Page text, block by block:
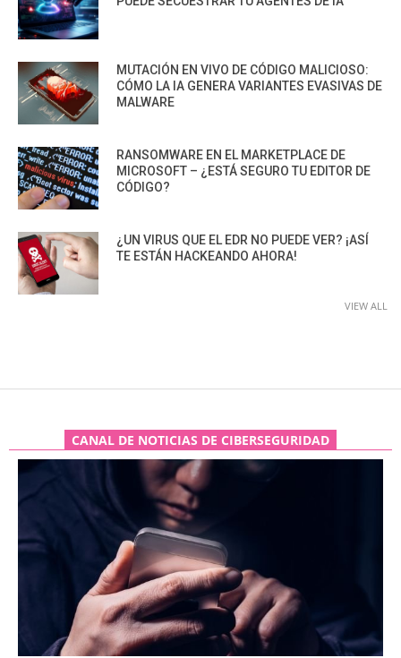
MUTACIÓN EN VIVO DE CÓDIGO MALICIOSO:
CÓMO LA IA GENERA VARIANTES EVASIVAS DE
MALWARE
RANSOMWARE EN EL MARKETPLACE DE
MICROSOFT – ¿ESTÁ SEGURO TU EDITOR DE
CÓDIGO?
¿UN VIRUS QUE EL EDR NO PUEDE VER? ¡ASÍ
TE ESTÁN HACKEANDO AHORA!
VIEW ALL
CANAL DE NOTICIAS DE CIBERSEGURIDAD